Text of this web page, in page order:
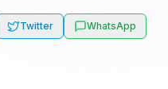
Twitter WhatsApp